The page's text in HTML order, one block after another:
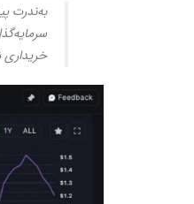
به‌ندرت